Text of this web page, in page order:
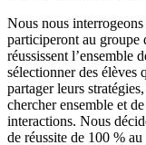
Nous nous interrogeons
participeront au groupe
réussissent l’ensemble
sélectionner des élèves
partager leurs
chercher ensemble et
interactions. Nous
de réussite de 100 %